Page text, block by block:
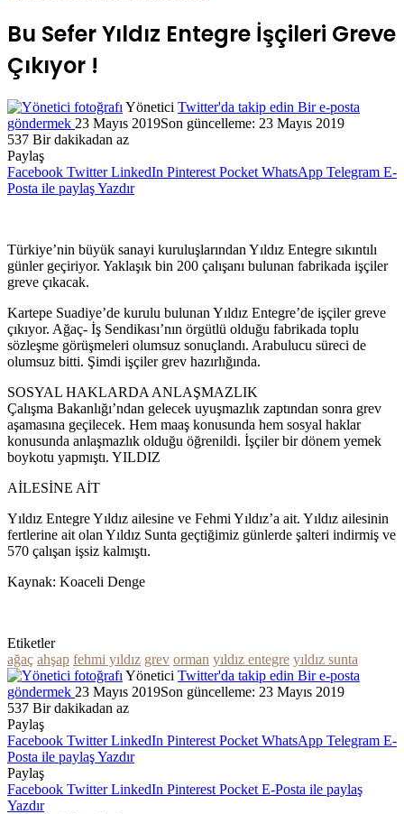
Bu Sefer Yıldız Entegre İşçileri Greve
Çıkıyor !
Yönetici Twitter'da takip edin Bir e-posta
göndermek 23 Mayıs 2019Son güncelleme: 23 Mayıs 2019
537 Bir dakikadan az
Paylaş
Facebook Twitter LinkedIn Pinterest Pocket WhatsApp Telegram E-
Posta ile paylaşYazdır
Türkiye’nin büyük sanayi kuruluşlarından Yıldız Entegre sıkıntılı
günler geçiriyor. Yaklaşık bin 200 çalışanı bulunan fabrikada işçiler
greve çıkacak.
Kartepe Suadiye’de kurulu bulunan Yıldız Entegre’de işçiler greve
çıkıyor. Ağaç- İş Sendikası’nın örgütlü olduğu fabrikada toplu
sözleşme görüşmeleri olumsuz sonuçlandı. Arabulucu süreci de
olumsuz bitti. Şimdi işçiler grev hazırlığında.
SOSYAL HAKLARDA ANLAŞMAZLIK
Çalışma Bakanlığı’ndan gelecek uyuşmazlık zaptından sonra grev
aşamasına geçilecek. Hem maaş konusunda hem sosyal haklar
konusunda anlaşmazlık olduğu öğrenildi. İşçiler bir dönem yemek
boykotu yapmıştı. YILDIZ
AİLESİNE AİT
Yıldız Entegre Yıldız ailesine ve Fehmi Yıldız’a ait. Yıldız ailesinin
fertlerine ait olan Yıldız Sunta geçtiğimiz günlerde şalteri indirmiş ve
570 çalışan işsiz kalmıştı.
Kaynak: Koaceli Denge
Etiketler
ağaç ahşap fehmi yıldız grev orman yıldız entegre yıldız sunta
Yönetici Twitter'da takip edin Bir e-posta
göndermek 23 Mayıs 2019Son güncelleme: 23 Mayıs 2019
537 Bir dakikadan az
Paylaş
Facebook Twitter LinkedIn Pinterest Pocket WhatsApp Telegram E-
Posta ile paylaşYazdır
Paylaş
Facebook Twitter LinkedIn Pinterest Pocket E-Posta ile paylaş
Yazdır